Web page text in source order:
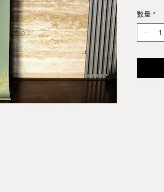
※仕立
わせ
数量 *